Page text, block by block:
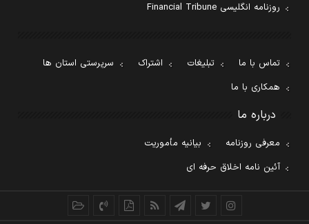
روزنامه انگلیسی Financial Tribune
تماس با ما تبلیغات اشتراک
سرپرستی استان ها
همکاری با ما
درباره ما
معرفی روزنامه
بیانیه مأموریت
آئین نامه اخلاق حرفه ای